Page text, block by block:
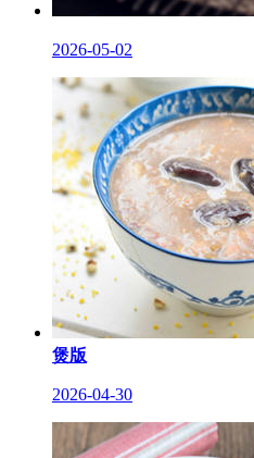
2026-05-02
煲版
2026-04-30